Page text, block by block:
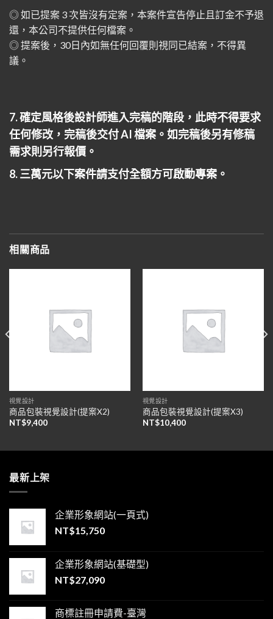
◎ 如已提案 3 次皆沒有定案，本案件宣告停止且訂金不予退
還，本公司不提供任何檔案。
◎ 提案後，30日內如無任何回覆則視同已結案，不得異
議。
7. 確定風格後設計師進入完稿的階段，此時不得要求
任何修改，完稿後交付 AI 檔案。如完稿後另有修稿
需求則另行報價。
8. 三萬元以下案件請支付全額方可啟動專案。
相關商品
視覺設計
商品包裝視覺設計(提案X2)
NT$9,400
視覺設計
商品包裝視覺設計(提案X3)
NT$10,400
最新上架
企業形象網站(一頁式)
NT$15,750
企業形象網站(基礎型)
NT$27,090
商標註冊申請費-臺灣